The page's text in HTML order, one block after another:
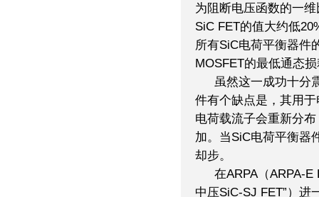
为阻断电压函数的一
SiC FET的值大约低
所有SiC电荷平衡器件
MOSFET的最低通态
虽然这一成功十分
件有个缺点是，其用
电荷载流子会重新分
加。当SiC电荷平衡器
却步。
在ARPA（ARPA-E
中压SiC-SJ FET”）进